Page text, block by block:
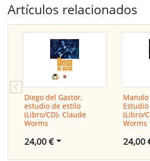
Artículos relacionados
Diego del Gastor,
estudio de estilo
(Libro/CD)- Claude
Worms
24,00 €
Manolo
(Libro/
Worms
24,00